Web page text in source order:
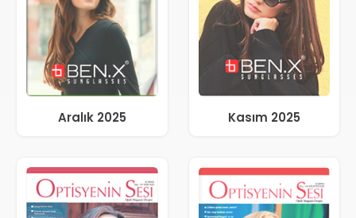
Aralık 2025 Kasım 2025